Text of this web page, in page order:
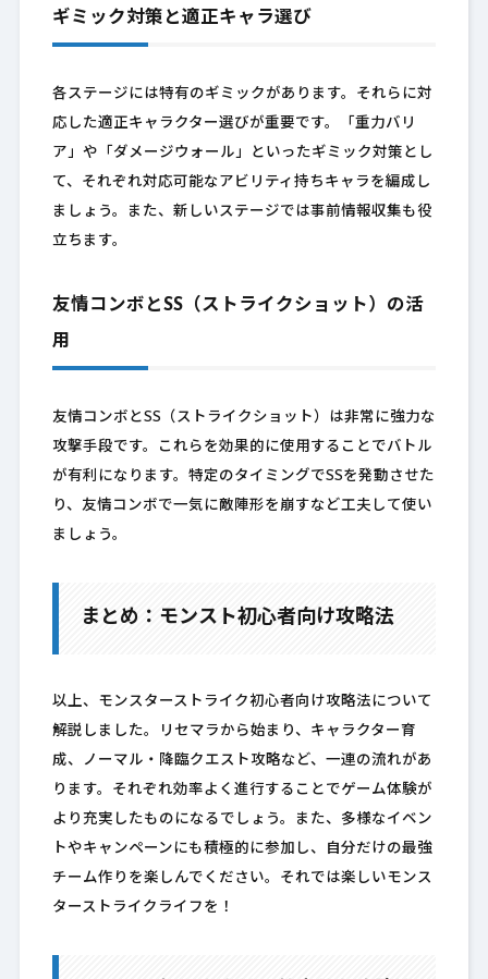
ギミック対策と適正キャラ選び
各ステージには特有のギミックがあります。それらに対
応した適正キャラクター選びが重要です。「重力バリ
ア」や「ダメージウォール」といったギミック対策とし
て、それぞれ対応可能なアビリティ持ちキャラを編成し
ましょう。また、新しいステージでは事前情報収集も役
立ちます。
友情コンボとSS（ストライクショット）の活
用
友情コンボとSS（ストライクショット）は非常に強力な
攻撃手段です。これらを効果的に使用することでバトル
が有利になります。特定のタイミングでSSを発動させた
り、友情コンボで一気に敵陣形を崩すなど工夫して使い
ましょう。
まとめ：モンスト初心者向け攻略法
以上、モンスターストライク初心者向け攻略法について
解説しました。リセマラから始まり、キャラクター育
成、ノーマル・降臨クエスト攻略など、一連の流れがあ
ります。それぞれ効率よく進行することでゲーム体験が
より充実したものになるでしょう。また、多様なイベン
トやキャンペーンにも積極的に参加し、自分だけの最強
チーム作りを楽しんでください。それでは楽しいモンス
ターストライクライフを！